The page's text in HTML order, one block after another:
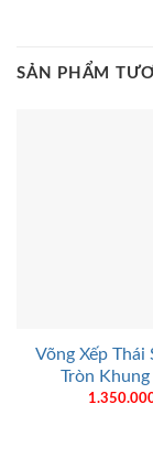
SẢN PHẨM
Võng Xếp Thái
Tròn Khung